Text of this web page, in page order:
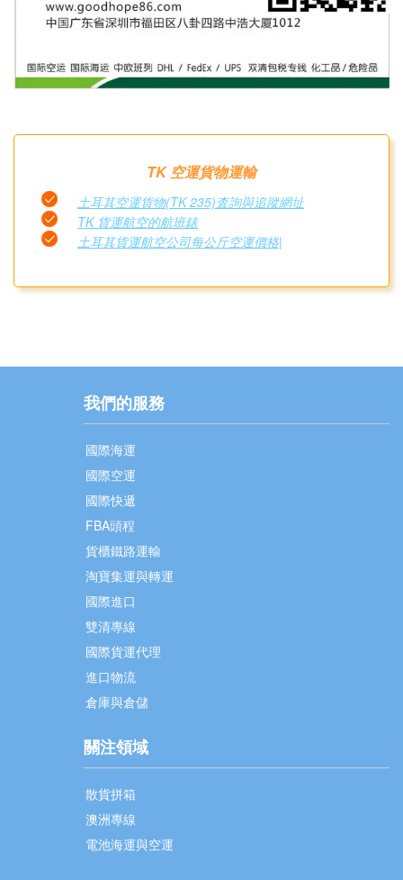
TK 空運貨物運輸
土耳其空運貨物(TK 235)査詢與追蹤網址
TK 貨運航空的航班錶
土耳其貨運航空公司每公斤空運價格|
我們的服務
國際海運
國際空運
國際快遞
FBA頭程
貨櫃鐵路運輸
淘寶集運與轉運
國際進口
雙清專線
國際貨運代理
進口物流
倉庫與倉儲
關注領域
散貨拼箱
澳洲專線
電池海運與空運